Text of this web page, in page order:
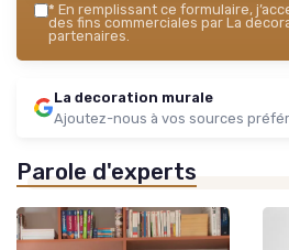
* En remplissant ce formulaire,
des fins commerciales par La
partenaires.
La decoration murale
Ajoutez-nous à vos sources
Parole d'experts